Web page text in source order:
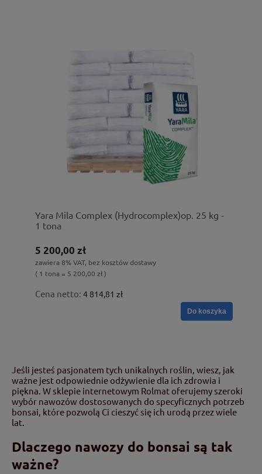
Yara Mila Complex (Hydrocomplex)op. 25 kg -
1 tona
5 200,00 zł
zawiera 8% VAT, bez kosztów dostawy
( 1 tona = 5 200,00 zł )
Cena netto: 4 814,81 zł
Do koszyka
Jeśli jesteś pasjonatem tych unikalnych roślin, wiesz, jak
ważne jest odpowiednie odżywienie dla ich zdrowia i
piękna. W sklepie internetowym Rolmat oferujemy szeroki
wybór nawozów dostosowanych do specyficznych potrzeb
bonsai, które pozwolą Ci cieszyć się ich urodą przez wiele
lat.
Dlaczego nawozy do bonsai są tak
ważne?